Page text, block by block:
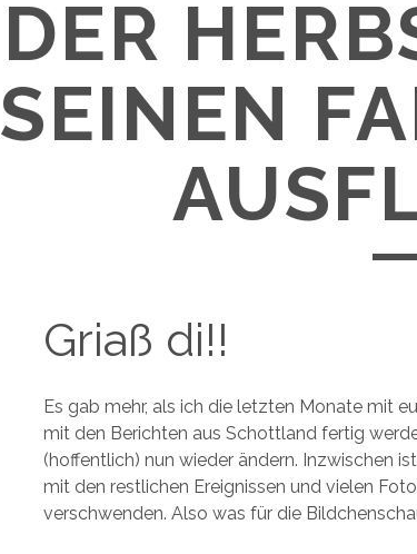
DER
SEINEN
Griaß di!!
Es gab mehr, als ich die letzten Monate mit
mit den Berichten aus Schottland fertig
(hoffentlich) nun wieder ändern. Inzwischen
mit den restlichen Ereignissen und vielen
verschwenden. Also was für die